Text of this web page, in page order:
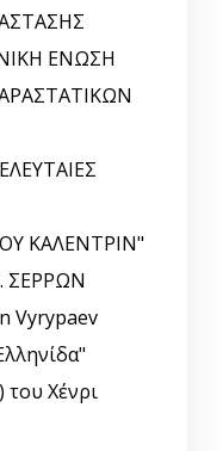
EΝΩΣΗ
ΚΑΛΕΝΤΡΙΝ"
ΣΕΡΡΩΝ
Vyrypaev
Χένρι